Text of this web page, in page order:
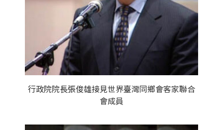
行政院院長張俊雄接見世界臺灣同鄉會客家聯合
會成員